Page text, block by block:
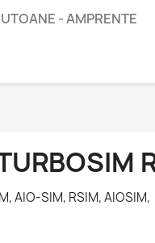
- AMPRENTE
AIO-SIM, RSIM, AIOSIM,